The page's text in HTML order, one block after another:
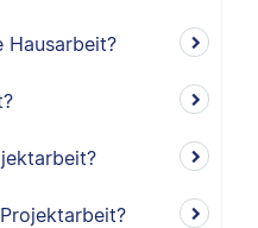
Hausarbeit?